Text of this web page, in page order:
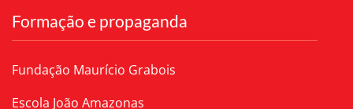
Formação e propaganda
Fundação Maurício Grabois
Escola João Amazonas